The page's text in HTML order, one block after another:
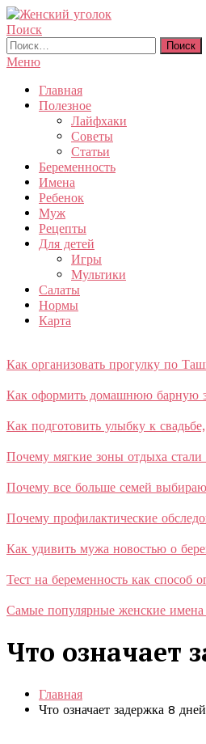
Перейти
к
содержимому
Женский уголок
Поиск
Найти:
Меню
Главная
Полезное
Лайфхаки
Советы
Статьи
Беременность
Имена
Ребенок
Муж
Рецепты
Для детей
Игры
Мультики
Салаты
Нормы
Карта
Как организовать прогулку по
Как оформить домашнюю барную
Как подготовить улыбку к
Почему мягкие зоны отдыха стали
Почему все больше семей
Почему профилактические
Как удивить мужа новостью о
Тест на беременность как способ
Самые популярные женские
Что означает
Главная
Что означает задержка 8